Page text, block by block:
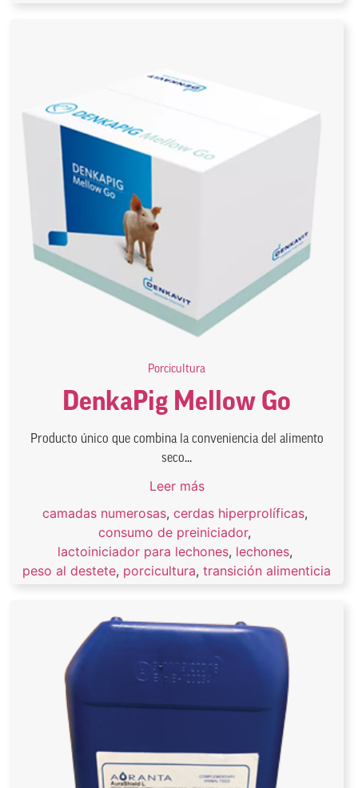
Porcicultura
DenkaPig Mellow Go
Producto único que combina la conveniencia del alimento
seco...
Leer más
camadas numerosas, cerdas hiperprolíficas,
consumo de preiniciador,
lactoiniciador para lechones, lechones,
peso al destete, porcicultura, transición alimenticia